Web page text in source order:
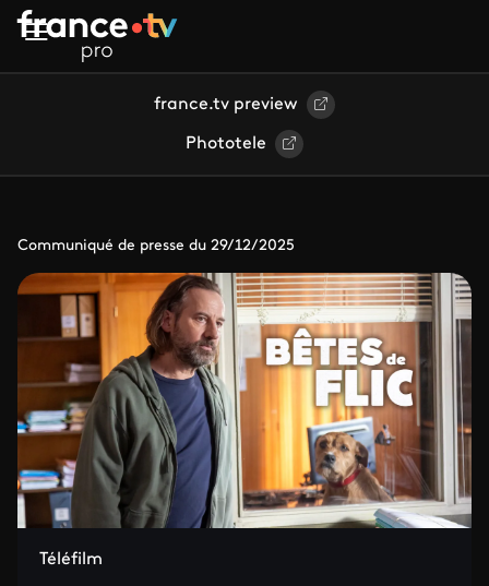
Aller au contenu principal
france.tv preview
Phototele
Communiqué de presse du 29/12/2025
Téléfilm